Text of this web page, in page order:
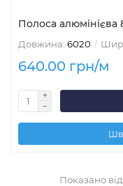
Полоса алюмінієва
Довжина: 6020
640.00 грн/м
Показано від